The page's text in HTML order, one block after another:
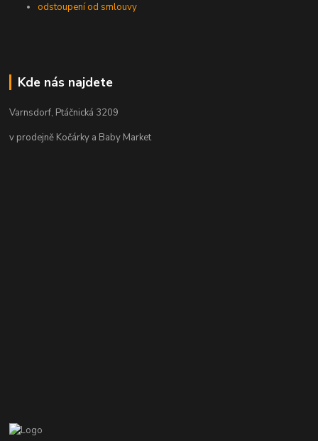
odstoupení od smlouvy
Kde nás najdete
Varnsdorf, Ptáčnická 3209
v prodejně Kočárky a Baby Market